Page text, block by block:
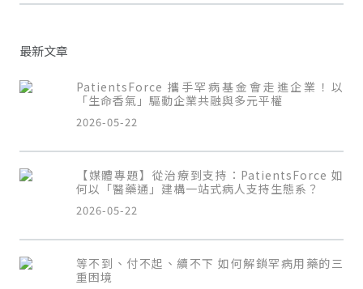
最新文章
PatientsForce 攜手罕病基金會走進企業！以
「生命香氣」驅動企業共融與多元平權
2026-05-22
【媒體專題】從治療到支持：PatientsForce 如
何以「醫藥通」建構一站式病人支持生態系？
2026-05-22
等不到、付不起、續不下 如何解鎖罕病用藥的三
重困境